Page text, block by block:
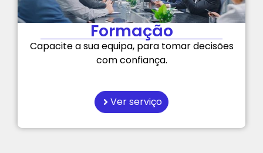
Formação
Capacite a sua equipa, para tomar decisões
com confiança.
Ver serviço